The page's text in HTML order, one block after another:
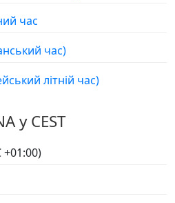
час
час)
літній час)
у CEST
+01:00)